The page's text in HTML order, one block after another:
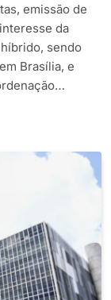
emissão de
da
sendo
Brasília, e